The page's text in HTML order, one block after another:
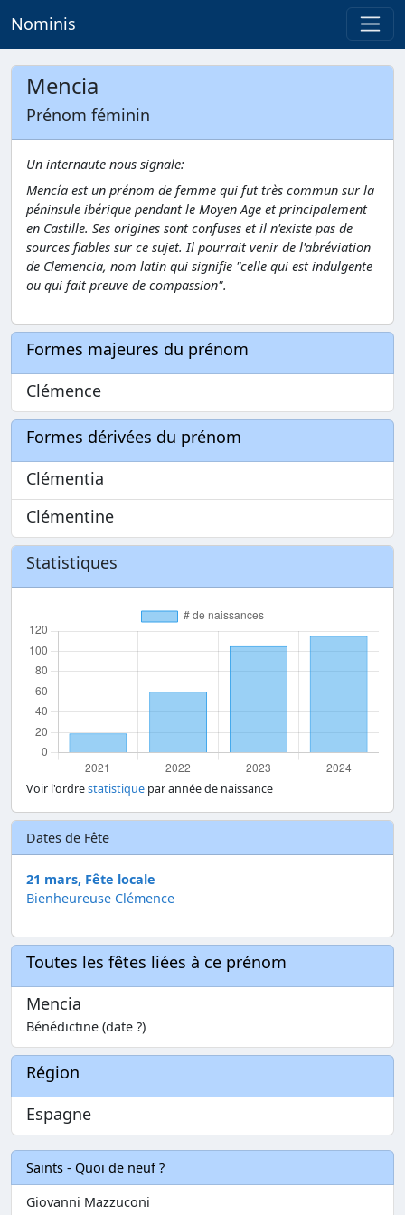
Nominis
Mencia
Prénom féminin
Un internaute nous signale:
Mencía est un prénom de femme qui fut très commun sur la
péninsule ibérique pendant le Moyen Age et principalement
en Castille. Ses origines sont confuses et il n'existe pas de
sources fiables sur ce sujet. Il pourrait venir de l'abréviation
de Clemencia, nom latin qui signifie "celle qui est indulgente
ou qui fait preuve de compassion".
Formes majeures du prénom
Clémence
Formes dérivées du prénom
Clémentia
Clémentine
Statistiques
Voir l'ordrestatistique par année de naissance
Dates de Fête
21 mars, Fête locale
Bienheureuse Clémence
Toutes les fêtes liées à ce prénom
Mencia
Bénédictine (date ?)
Région
Espagne
Saints - Quoi de neuf ?
Giovanni Mazzuconi